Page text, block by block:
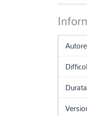
Autore
Durata